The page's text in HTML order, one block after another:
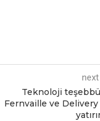
Teknoloji
Fernvaille ve Delivery